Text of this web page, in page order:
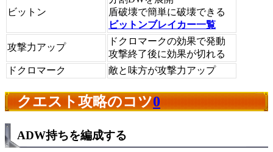
ビットン
盾破壊で簡単に破壊できる
ビットンブレイカー一覧
攻撃力アップ
ドクロマークの効果で発動
攻撃終了後に効果が切れる
ドクロマーク
敵と味方が攻撃力アップ
クエスト攻略のコツ0
ADW持ちを編成する